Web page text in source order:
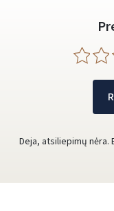
Deja, atsiliepimų nėra.